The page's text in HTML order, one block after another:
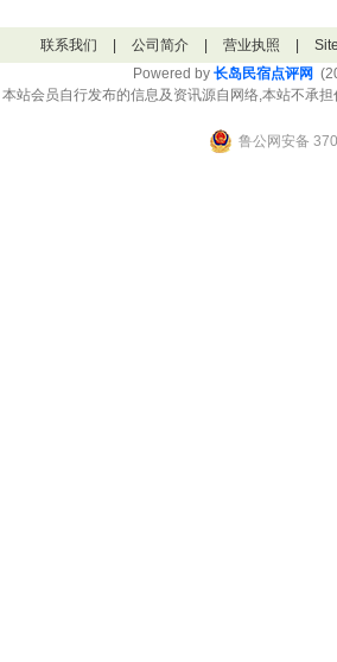
联系我们 公司简介 营业执照
Powered by 长岛民宿点评网
站会员自行发布的信息及资讯源自网络,本站不承
鲁公网安备